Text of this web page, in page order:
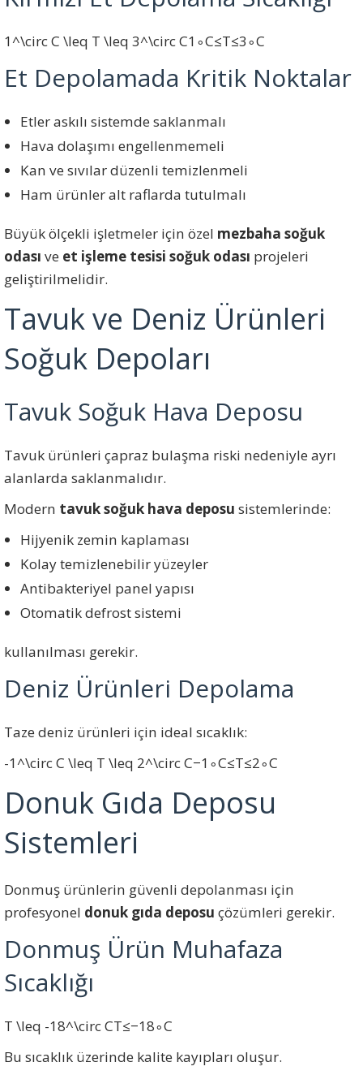
1^\circ C \leq T \leq 3^\circ C1 ∘C≤T≤3∘C
Et Depolamada Kritik Noktalar
Etler askılı sistemde saklanmalı
Hava dolaşımı engellenmemeli
Kan ve sıvılar düzenli temizlenmeli
Ham ürünler alt raflarda tutulmalı
Büyük ölçekli işletmeler için özel mezbaha soğuk
odası ve et işleme tesisi soğuk odası projeleri
geliştirilmelidir.
Tavuk ve Deniz Ürünleri
Soğuk Depoları
Tavuk Soğuk Hava Deposu
Tavuk ürünleri çapraz bulaşma riski nedeniyle ayrı
alanlarda saklanmalıdır.
Modern tavuk soğuk hava deposu sistemlerinde:
Hijyenik zemin kaplaması
Kolay temizlenebilir yüzeyler
Antibakteriyel panel yapısı
Otomatik defrost sistemi
kullanılması gerekir.
Deniz Ürünleri Depolama
Taze deniz ürünleri için ideal sıcaklık:
-1^\circ C \leq T \leq 2^\circ C−1 ∘C≤T≤2∘C
Donuk Gıda Deposu
Sistemleri
Donmuş ürünlerin güvenli depolanması için
profesyonel donuk gıda deposu çözümleri gerekir.
Donmuş Ürün Muhafaza
Sıcaklığı
T \leq -18^\circ CT≤−18∘C
Bu sıcaklık üzerinde kalite kayıpları oluşur.